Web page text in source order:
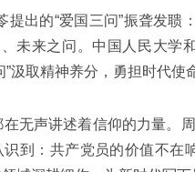
出的“爱国三问”振聋发聩
未来之问。中国人民大学
汲取精神养分，勇担时代使
无声讲述着信仰的力量。
识到：共产党员的价值不